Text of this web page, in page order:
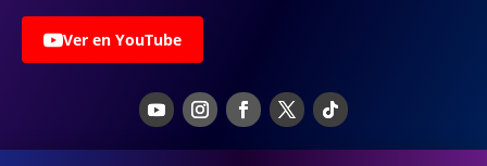
Ver en YouTube